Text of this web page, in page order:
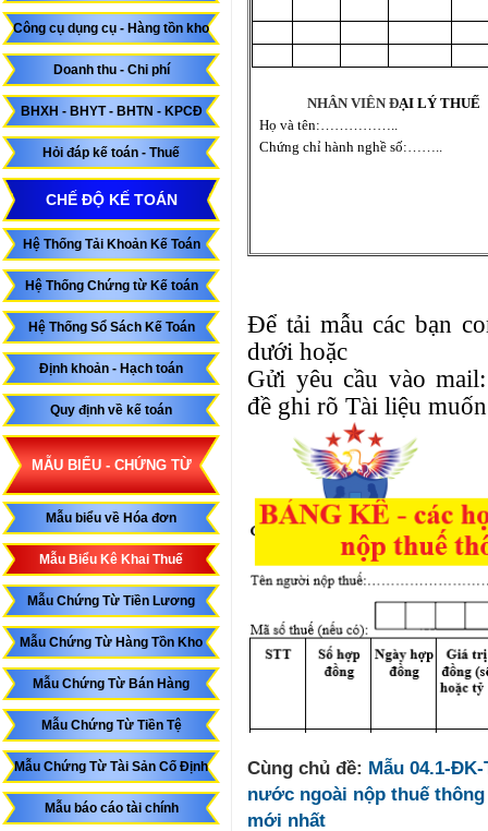
Công cụ dụng cụ - Hàng tồn kho
Doanh thu - Chi phí
BHXH - BHYT - BHTN - KPCĐ
Hỏi đáp kế toán - Thuế
CHẾ ĐỘ KẾ TOÁN
Hệ Thống Tải Khoản Kế Toán
Hệ Thống Chứng từ Kế toán
Hệ Thống Sổ Sách Kế Toán
Định khoản - Hạch toán
Quy định về kế toán
MẪU BIỂU - CHỨNG TỪ
Mẫu biểu về Hóa đơn
Mẫu Biểu Kê Khai Thuế
Mẫu Chứng Từ Tiền Lương
Mẫu Chứng Từ Hàng Tồn Kho
Mẫu Chứng Từ Bán Hàng
Mẫu Chứng Từ Tiền Tệ
Mẫu Chứng Từ Tài Sản Cố Định
Mẫu báo cáo tài chính
NHÂN VIÊN ĐẠI LÝ THUẾ
Họ và tên:……………..
Chứng chỉ hành nghề số:……..
Để tải mẫu các bạn
dưới hoặc
Gửi yêu cầu vào
đề ghi rõ Tài liệu
Cùng chủ đề: Mẫu 04.1-
nước ngoài nộp thuế thông
mới nhất